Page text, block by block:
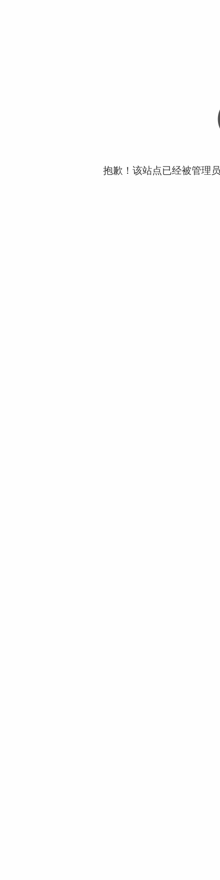
抱歉！该站点已经被管理